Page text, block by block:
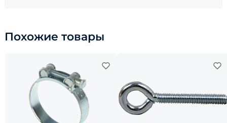
Похожие товары